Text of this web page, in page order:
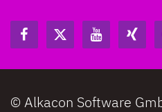
© Alkacon Software